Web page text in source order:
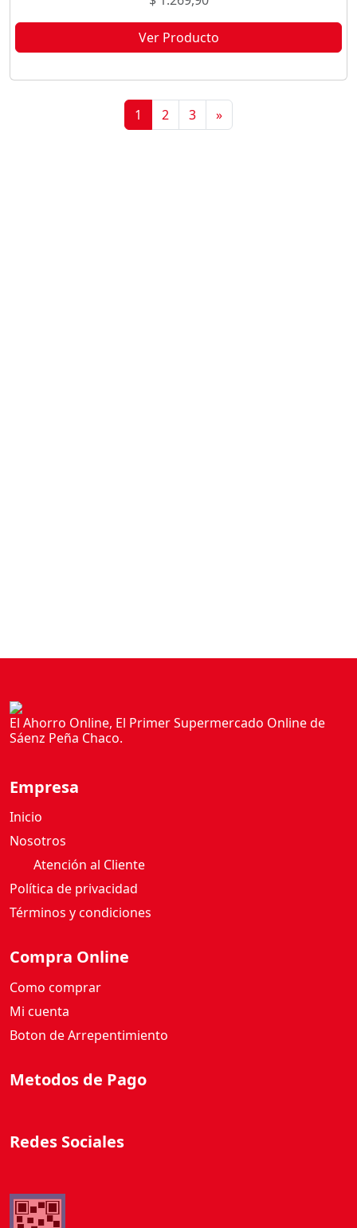
Ver Producto
1 2 3 »
El Ahorro Online, El Primer Supermercado Online de
Sáenz Peña Chaco.
Empresa
Inicio
Nosotros
Atención al Cliente
Política de privacidad
Términos y condiciones
Compra Online
Como comprar
Mi cuenta
Boton de Arrepentimiento
Metodos de Pago
Redes Sociales